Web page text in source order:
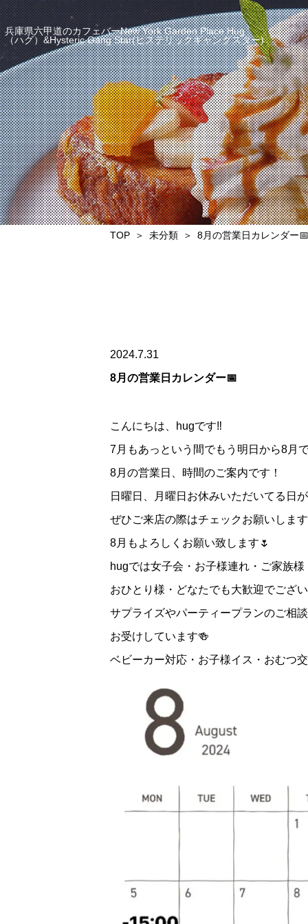
兵庫県六甲道のカフェバーNew York Garden Place Hug
（ハグ）&Hysteric Gang Star(ヒステリックギャングスター)
TOP 未分類 8月の営業日カレンダー
2024.7.31
8月の営業日カレンダー📅
こんにちは、hugです‼️
7月もあっという間でもう明日から8月
8月の営業日、時間のご案内です！
日曜日、月曜日お休みいただいてる日
ぜひご来店の際はチェックお願いしま
8月もよろしくお願い致します🌷
hugでは女子会・お子様連れ・ご家族様
おひとり様・どなたでも大歓迎でござ
サプライズやパーティープランのご相
お受けしています🍻
ベビーカー対応・お子様イス・おむつ